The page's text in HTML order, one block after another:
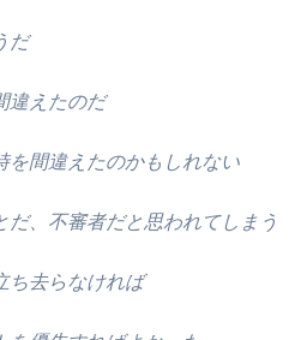
だ
違えたのだ
を間違えたのかもしれない
だ、不審者だと思われてしまう
ち去らなければ